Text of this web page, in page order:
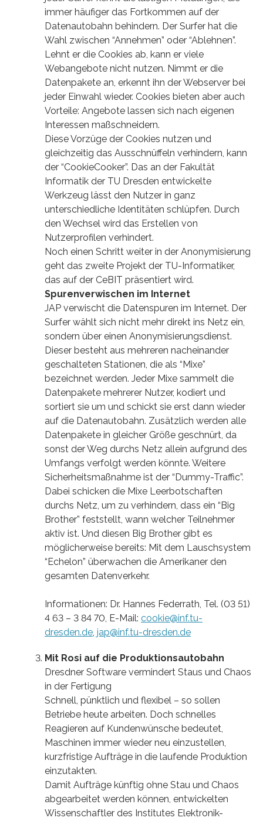
immer häufiger das Fortkommen auf der
Datenautobahn behindern. Der Surfer hat die
Wahl zwischen “Annehmen” oder “Ablehnen”.
Lehnt er die Cookies ab, kann er viele
Webangebote nicht nutzen. Nimmt er die
Datenpakete an, erkennt ihn der Webserver bei
jeder Einwahl wieder. Cookies bieten aber auch
Vorteile: Angebote lassen sich nach eigenen
Interessen maßschneidern.
Diese Vorzüge der Cookies nutzen und
gleichzeitig das Ausschnüffeln verhindern, kann
der “CookieCooker”. Das an der Fakultät
Informatik der TU Dresden entwickelte
Werkzeug lässt den Nutzer in ganz
unterschiedliche Identitäten schlüpfen. Durch
den Wechsel wird das Erstellen von
Nutzerprofilen verhindert.
Noch einen Schritt weiter in der Anonymisierung
geht das zweite Projekt der TU-Informatiker,
das auf der CeBIT präsentiert wird.
Spurenverwischen im Internet
JAP verwischt die Datenspuren im Internet. Der
Surfer wählt sich nicht mehr direkt ins Netz ein,
sondern über einen Anonymisierungsdienst.
Dieser besteht aus mehreren nacheinander
geschalteten Stationen, die als “Mixe”
bezeichnet werden. Jeder Mixe sammelt die
Datenpakete mehrerer Nutzer, kodiert und
sortiert sie um und schickt sie erst dann wieder
auf die Datenautobahn. Zusätzlich werden alle
Datenpakete in gleicher Größe geschnürt, da
sonst der Weg durchs Netz allein aufgrund des
Umfangs verfolgt werden könnte. Weitere
Sicherheitsmaßnahme ist der “Dummy-Traffic”.
Dabei schicken die Mixe Leerbotschaften
durchs Netz, um zu verhindern, dass ein “Big
Brother” feststellt, wann welcher Teilnehmer
aktiv ist. Und diesen Big Brother gibt es
möglicherweise bereits: Mit dem Lauschsystem
“Echelon” überwachen die Amerikaner den
gesamten Datenverkehr.
Informationen: Dr. Hannes Federrath, Tel. (03 51)
4 63 – 3 84 70, E-Mail: cookie@inf.tu-
dresden.de jap@inf.tu-dresden.de
Mit Rosi auf die Produktionsautobahn
Dresdner Software vermindert Staus und Chaos
in der Fertigung
Schnell, pünktlich und flexibel – so sollen
Betriebe heute arbeiten. Doch schnelles
Reagieren auf Kundenwünsche bedeutet,
Maschinen immer wieder neu einzustellen,
kurzfristige Aufträge in die laufende Produktion
einzutakten.
Damit Aufträge künftig ohne Stau und Chaos
abgearbeitet werden können, entwickelten
Wissenschaftler des Institutes Elektronik-